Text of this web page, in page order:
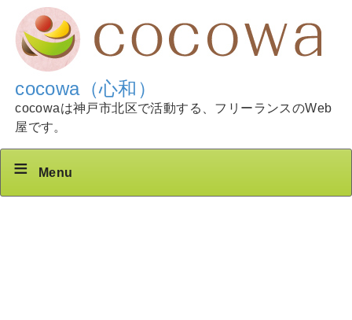
cocowa（心和）
cocowaは神戸市北区で活動する、フリーランスのWeb
屋です。
Menu